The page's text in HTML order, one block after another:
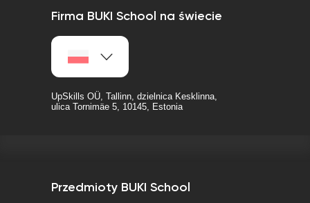
Firma BUKI School na świecie
UpSkills OÜ, Tallinn, dzielnica Kesklinna,
ulica Tornimäe 5, 10145, Estonia
Przedmioty BUKI School